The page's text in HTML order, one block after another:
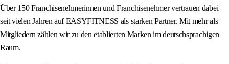
Über 150 Franchisenehmerinnen und Franchisenehmer vertrauen dabei
seit vielen Jahren auf EASYFITNESS als starken Partner. Mit mehr als
Mitgliedern zählen wir zu den etablierten Marken im deutschsprachigen
Raum.